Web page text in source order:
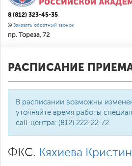
Цвет:
О доступной
8 (812) 323-45-35
Заказать обратный звонок
пр. Тореза, 72
РАСПИСАНИЕ
В расписании возможны
уточняйте время работы
call-центра: (812) 222-22-72.
ФКС. Кяхиева